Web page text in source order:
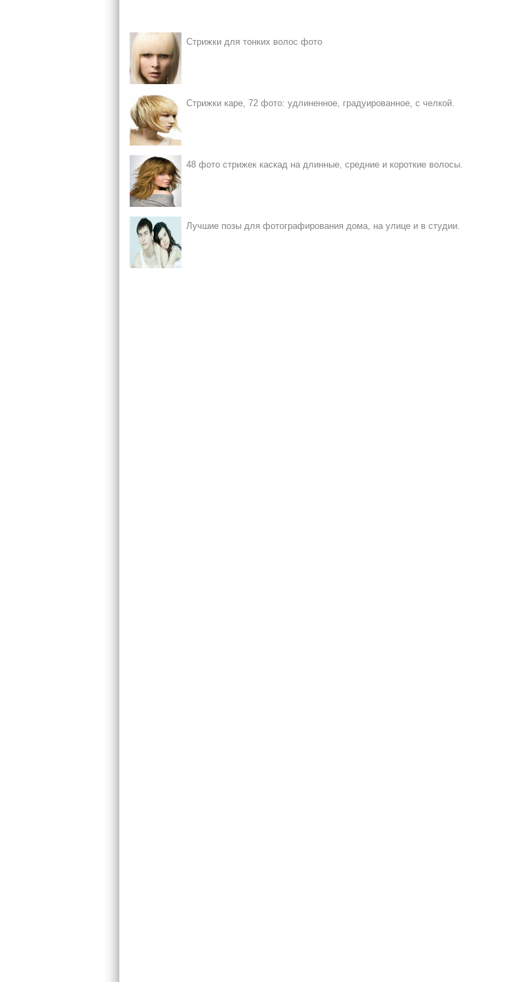
Стрижки для тонких волос фото
Стрижки каре, 72 фото: удлиненное, градуированное, с челкой.
48 фото стрижек каскад на длинные, средние и короткие волосы.
Лучшие позы для фотографирования дома, на улице и в студии.